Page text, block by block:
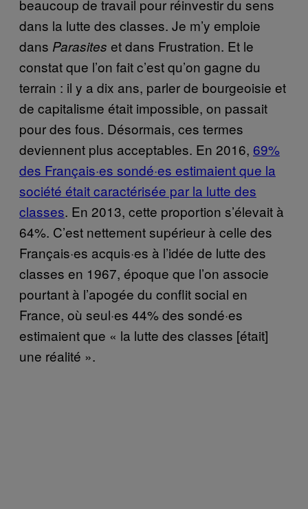
beaucoup de travail pour réinvestir du sens
dans la lutte des classes. Je m’y emploie
dans Parasites et dans Frustration. Et le
constat que l’on fait c’est qu’on gagne du
terrain : il y a dix ans, parler de bourgeoisie et
de capitalisme était impossible, on passait
pour des fous. Désormais, ces termes
deviennent plus acceptables. En 2016, 69%
des Français·es sondé·es estimaient que la
société était caractérisée par la lutte des
classes. En 2013, cette proportion s’élevait à
64%. C’est nettement supérieur à celle des
Français·es acquis·es à l’idée de lutte des
classes en 1967, époque que l’on associe
pourtant à l’apogée du conflit social en
France, où seul·es 44% des sondé·es
estimaient que « la lutte des classes [était]
une réalité ».